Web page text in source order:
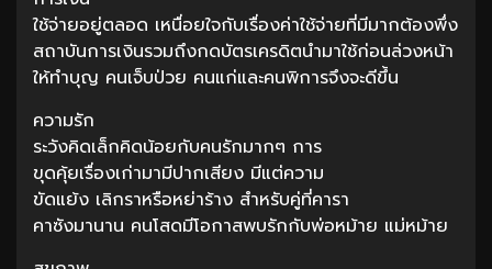
ใช้จ่ายอยู่ตลอด เหนื่อยใจกับเรื่องค่าใช้จ่ายที่มีมากต้องพึ่ง
สถาบันการเงินรวมถึงกดบัตรเครดิตนำมาใช้ก่อนล่วงหน้า
ให้ทำบุญ คนเจ็บป่วย คนแก่และคนพิการจึงจะดีขึ้น
ความรัก
ระวังคิดเล็กคิดน้อยกับคนรักมากๆ การ
ขุดคุ้ยเรื่องเก่ามามีปากเสียง มีแต่ความ
ขัดแย้ง เลิกราหรือหย่าร้าง สำหรับคู่ที่คารา
คาซังมานาน คนโสดมีโอกาสพบรักกับพ่อหม้าย แม่หม้าย